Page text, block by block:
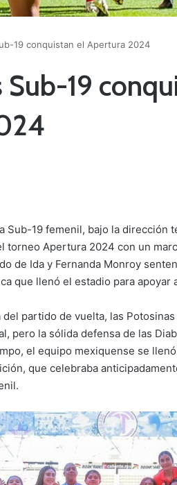
19 conquistan el Apertura 2024
Sub-19
Sub-19 femenil, bajo la dirección
torneo Apertura 2024 con un
de Ida y Fernanda Monroy
que llenó el estadio para apoyar
partido de vuelta, las
pero la sólida defensa de las
el equipo mexiquense se
que celebraba